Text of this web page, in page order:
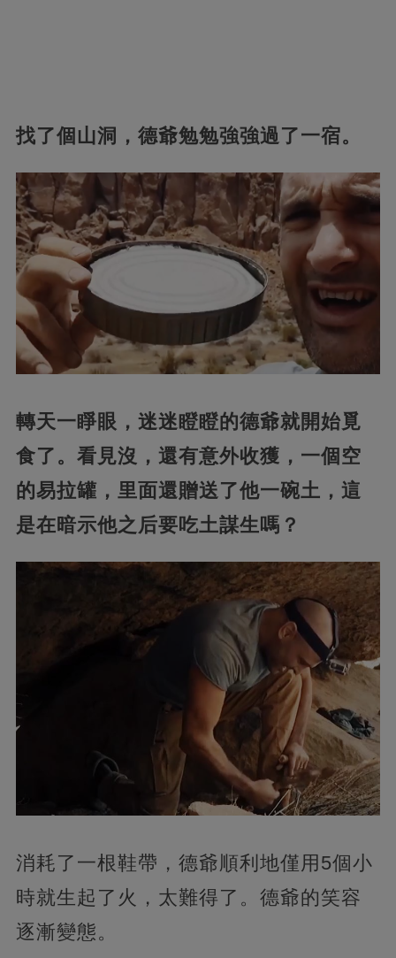
找了個山洞，德爺勉勉強強過了一宿。
轉天一睜眼，迷迷瞪瞪的德爺就開始覓
食了。看見沒，還有意外收獲，一個空
的易拉罐，里面還贈送了他一碗土，這
是在暗示他之后要吃土謀生嗎？
消耗了一根鞋帶，德爺順利地僅用5個小
時就生起了火，太難得了。德爺的笑容
逐漸變態。